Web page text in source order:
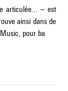
articulée... – est
ainsi dans de
pour ba